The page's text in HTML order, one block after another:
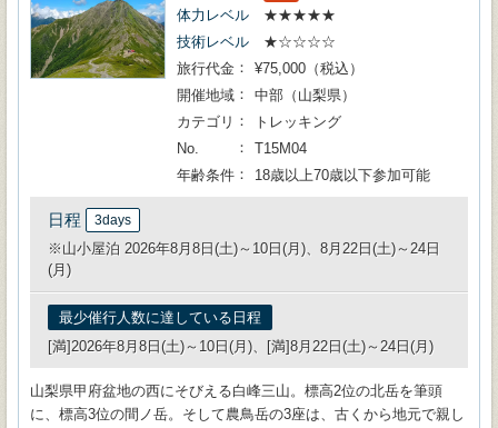
体力レベル
★★★★★
技術レベル
★☆☆☆☆
旅行代金
¥75,000（税込）
開催地域
中部（山梨県）
カテゴリ
トレッキング
No.
T15M04
年齢条件
18歳以上70歳以下参加可能
日程 3days
※山小屋泊 2026年8月8日(土)～10日(月)、8月22日(土)～24日
(月)
最少催行人数に達している日程
[満]2026年8月8日(土)～10日(月)、[満]8月22日(土)～24日(月)
山梨県甲府盆地の西にそびえる白峰三山。標高2位の北岳を筆頭
に、標高3位の間ノ岳。そして農鳥岳の3座は、古くから地元で親し